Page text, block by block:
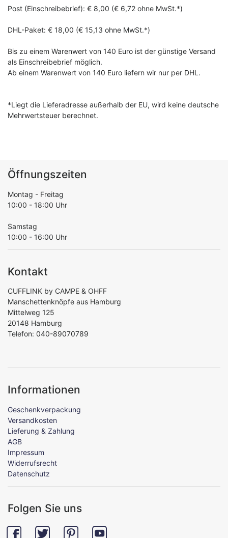
Post (Einschreibebrief): € 8,00 (€ 6,72 ohne MwSt.*)
DHL-Paket: € 18,00 (€ 15,13 ohne MwSt.*)
Bis zu einem Warenwert von 140 Euro ist der günstige Versand
als Einschreibebrief möglich.
Ab einem Warenwert von 140 Euro liefern wir nur per DHL.
*Liegt die Lieferadresse außerhalb der EU, wird keine deutsche
Mehrwertsteuer berechnet.
Öffnungszeiten
Montag - Freitag
10:00 - 18:00 Uhr
Samstag
10:00 - 16:00 Uhr
Kontakt
CUFFLINK by CAMPE & OHFF
Manschettenknöpfe aus Hamburg
Mittelweg 125
20148 Hamburg
Telefon: 040-89070789
Informationen
Geschenkverpackung
Versandkosten
Lieferung & Zahlung
AGB
Impressum
Widerrufsrecht
Datenschutz
Folgen Sie uns